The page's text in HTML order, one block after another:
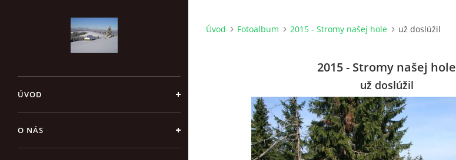
ÚVOD
O NÁS
Úvod Fotoalbum 2015 - Stromy našej hole už doslúžil
2015 - Stromy našej hole
už doslúžil